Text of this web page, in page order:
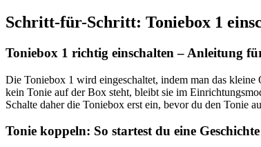
Schritt-für-Schritt: Toniebox 1
Toniebox 1 richtig einschalten – Anleitung
Die Toniebox 1 wird eingeschaltet, indem man das
kein Tonie auf der Box steht, bleibt sie im
Schalte daher die Toniebox erst ein, bevor du den Tonie
Tonie koppeln: So startest du eine